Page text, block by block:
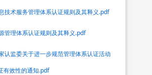
技术服务管理体系认证规则及其释义.pdf
管理体系认证规则及其释义.pdf
认监委关于进一步规范管理体系认证活动
有效性的通知.pdf